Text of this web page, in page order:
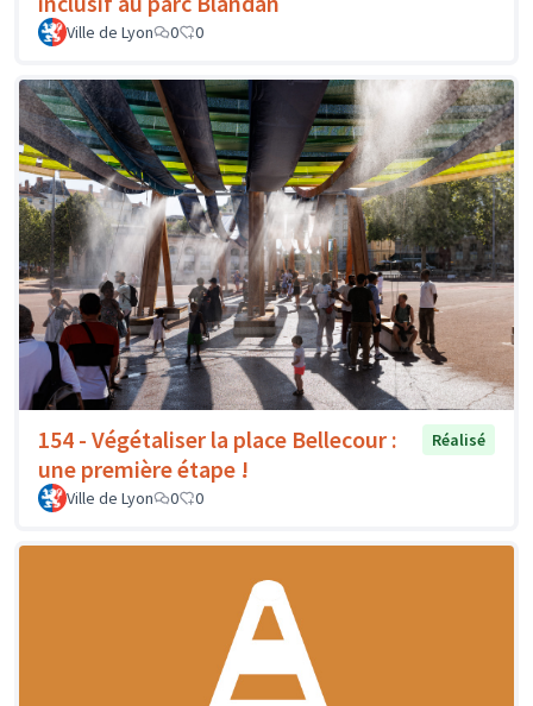
Ville de Lyon 0 0
154 - Végétaliser la place Bellecour :
une première étape !
Réalisé
Ville de Lyon 0 0